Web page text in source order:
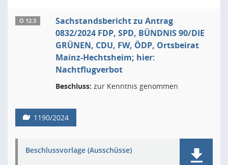
Ö 12.3
Sachstandsbericht zu Antrag
0832/2024 FDP, SPD, BÜNDNIS 90/DIE
GRÜNEN, CDU, FW, ÖDP, Ortsbeirat
Mainz-Hechtsheim; hier:
Nachtflugverbot
Beschluss: zur Kenntnis genommen
1190/2024
Beschlussvorlage (Ausschüsse)